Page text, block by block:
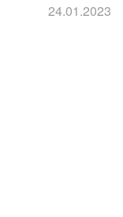
24.01.2023